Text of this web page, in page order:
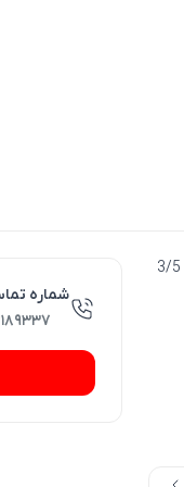
نحوه اتصال هندزفری بیاند BE-140 به دستگاه مورد نظر شما از طریق جک 3/5
شماره